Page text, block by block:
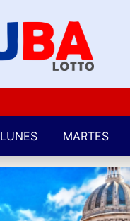
LUNES MARTES